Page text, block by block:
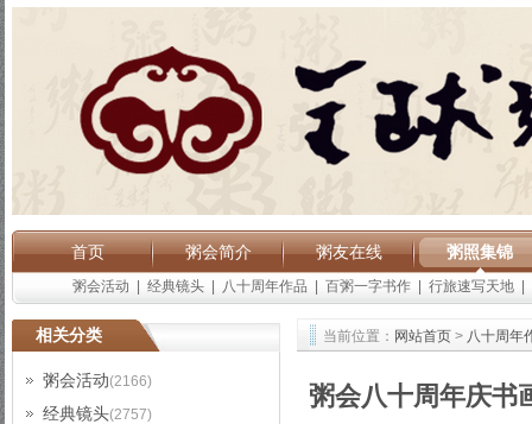
首页 粥会简介 粥友在线 粥照集锦
粥会活动 经典镜头 八十周年作品 百粥一字书作 行旅速写天地
相关分类
粥会活动(2166)
经典镜头(2757)
当前位置： 网站首页 > 八十周年
粥会八十周年庆书